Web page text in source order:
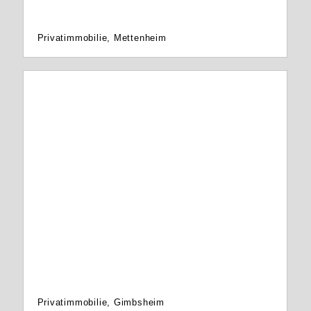
Privatimmobilie, Mettenheim
Privatimmobilie, Gimbsheim